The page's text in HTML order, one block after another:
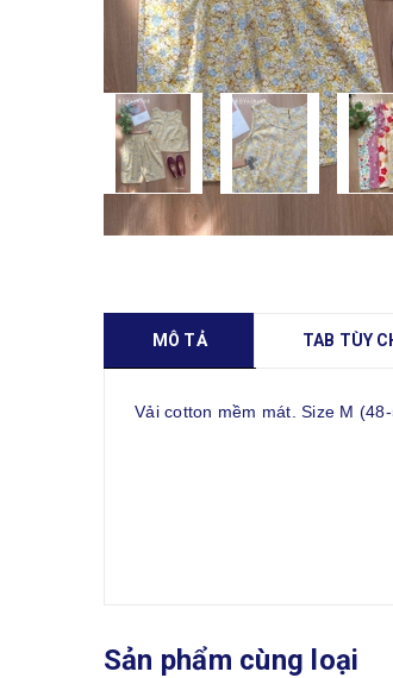
MÔ TẢ TAB TÙY
Vải cotton mềm mát. Size M
Sản phẩm cùng loại